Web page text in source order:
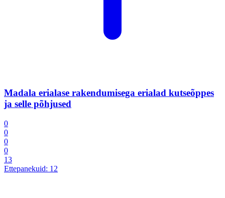
Madala erialase rakendumisega erialad kutseõppes
ja selle põhjused
0
0
0
0
13
Ettepanekuid: 12